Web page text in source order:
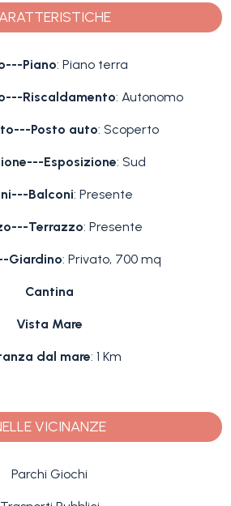
Piano: Piano terra
Riscaldamento: Autonomo
Posto auto: Scoperto
Esposizione: Sud
Balconi: Presente
Terrazzo: Presente
Giardino: Privato, 700 mq
Cantina
Vista Mare
dal mare: 1 Km
VICINANZE
Parchi Giochi